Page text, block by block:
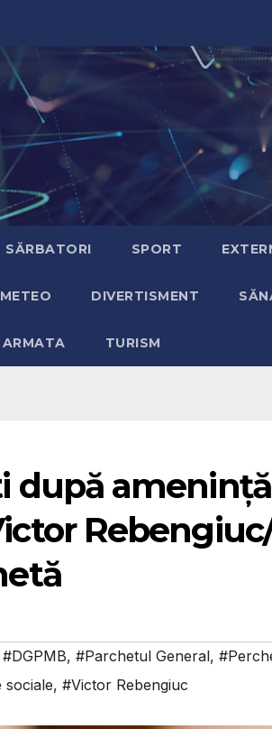
SĂRBATORI SPORT
METEO DIVERTISMENT
ARMATA TURISM
după
#DGPMB, #Parchetul General,
sociale, #Victor Rebengiuc